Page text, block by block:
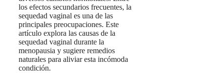
los efectos secundarios frecuentes, la
sequedad vaginal es una de las
principales preocupaciones. Este
artículo explora las causas de la
sequedad vaginal durante la
menopausia y sugiere remedios
naturales para aliviar esta incómoda
condición.